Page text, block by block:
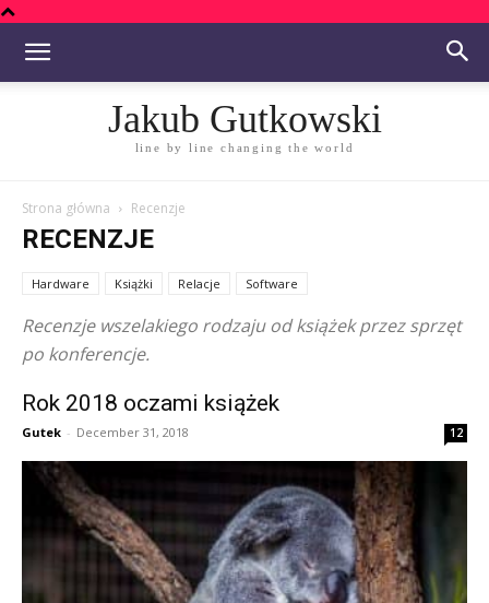
Jakub Gutkowski
line by line changing the world
Strona główna Recenzje
RECENZJE
Hardware Książki Relacje Software
Recenzje wszelakiego rodzaju od książek przez sprzęt
po konferencje.
Rok 2018 oczami książek
Gutek - December 31, 2018 12